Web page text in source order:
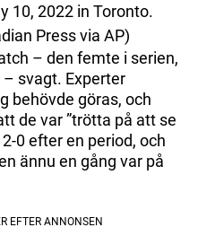
10, 2022 in Toronto.
Press via AP)
– den femte i serien,
svagt. Experter
behövde göras, och
de var ”trötta på att se
0 efter en period, och
ännu en gång var på